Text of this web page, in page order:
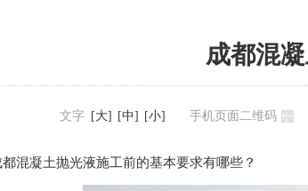
成都混
文字 [大] [中] [小] 手机页面二维码
都混凝土抛光液施工前的基本要求有哪些？